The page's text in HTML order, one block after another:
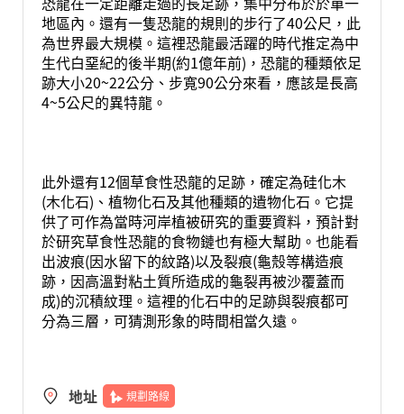
地區內。還有一隻恐龍的規則的步行了40公尺，此
為世界最大規模。這裡恐龍最活躍的時代推定為中
生代白堊紀的後半期(約1億年前)，恐龍的種類依足
跡大小20~22公分、步寬90公分來看，應該是長高
4~5公尺的異特龍。
此外還有12個草食性恐龍的足跡，確定為硅化木
(木化石)、植物化石及其他種類的遺物化石。它提
供了可作為當時河岸植被研究的重要資料，預計對
於研究草食性恐龍的食物鏈也有極大幫助。也能看
出波痕(因水留下的紋路)以及裂痕(龜殼等構造痕
跡，因高溫對粘土質所造成的龜裂再被沙覆蓋而
成)的沉積紋理。這裡的化石中的足跡與裂痕都可
分為三層，可猜測形象的時間相當久遠。
地址 規劃路線